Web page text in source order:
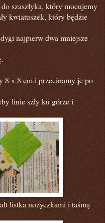
szaszłyka, który mocujemy
kwiatuszek, który będzie
najpierw dwa mniejsze
8 x 8 cm i przecinamy je po
linie szły ku górze i
listka nożyczkami i taśmą